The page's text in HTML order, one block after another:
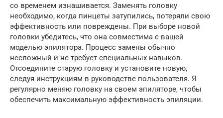
со временем изнашивается. Заменять головку
необходимо, когда пинцеты затупились, потеряли свою
эффективность или повреждены. При выборе новой
головки убедитесь, что она совместима с вашей
моделью эпилятора. Процесс замены обычно
несложный и не требует специальных навыков.
Отсоедините старую головку и установите новую,
следуя инструкциям в руководстве пользователя. Я
регулярно меняю головку на своем эпиляторе, чтобы
обеспечить максимальную эффективность эпиляции.